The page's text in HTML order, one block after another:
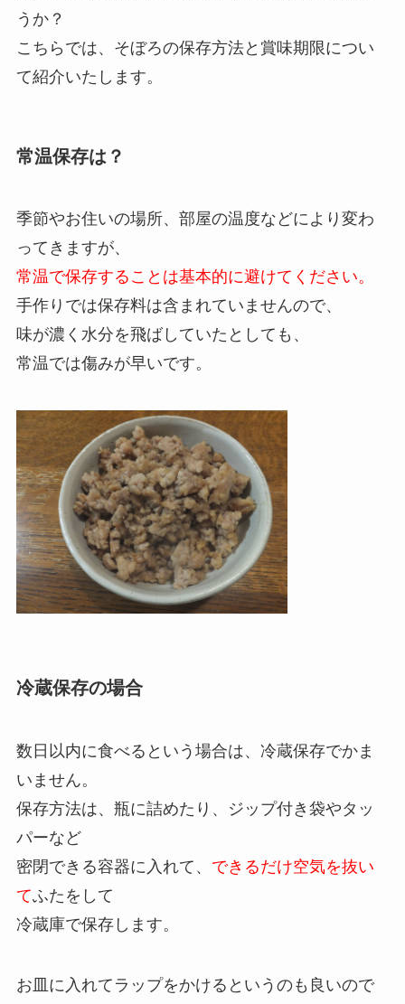
うか？
こちらでは、そぼろの保存方法と賞味期限につい
て紹介いたします。
常温保存は？
季節やお住いの場所、部屋の温度などにより変わ
ってきますが、
常温で保存することは基本的に避けてください。
手作りでは保存料は含まれていませんので、
味が濃く水分を飛ばしていたとしても、
常温では傷みが早いです。
冷蔵保存の場合
数日以内に食べるという場合は、冷蔵保存でかま
いません。
保存方法は、瓶に詰めたり、ジップ付き袋やタッ
パーなど
密閉できる容器に入れて、 できるだけ空気を抜い
てふたをして
冷蔵庫で保存します。
お皿に入れてラップをかけるというのも良いので